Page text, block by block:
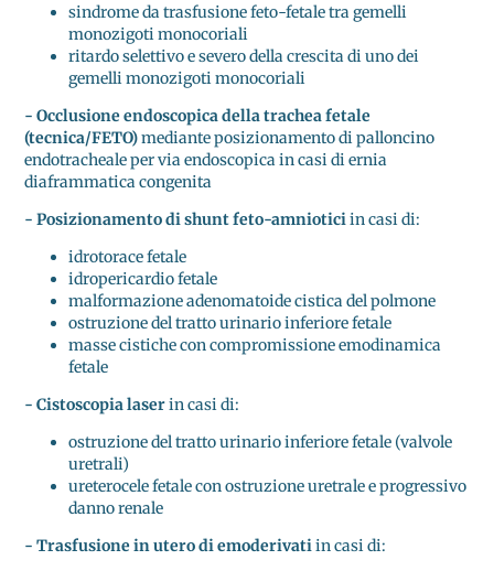
sindrome da trasfusione feto-fetale tra gemelli
monozigoti monocoriali
ritardo selettivo e severo della crescita di uno dei
gemelli monozigoti monocoriali
- Occlusione endoscopica della trachea fetale
(tecnica/FETO)mediante posizionamento di palloncino
endotracheale per via endoscopica in casi di ernia
diaframmatica congenita
- Posizionamento di shunt feto-amnioticiin casi di:
idrotorace fetale
idropericardio fetale
malformazione adenomatoide cistica del polmone
ostruzione del tratto urinario inferiore fetale
masse cistiche con compromissione emodinamica
fetale
- Cistoscopia laserin casi di:
ostruzione del tratto urinario inferiore fetale (valvole
uretrali)
ureterocele fetale con ostruzione uretrale e progressivo
danno renale
- Trasfusione in utero di emoderivatiin casi di: